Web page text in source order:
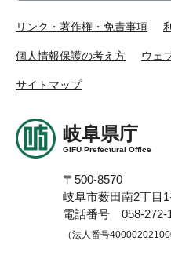
リンク・著作権・免責事項
個人情報保護の考え方 ウェ
サイトマップ
岐阜県庁
GIFU Prefectural Office
〒500-8570
岐阜市薮田南2丁目
電話番号 058-272-
（法人番号